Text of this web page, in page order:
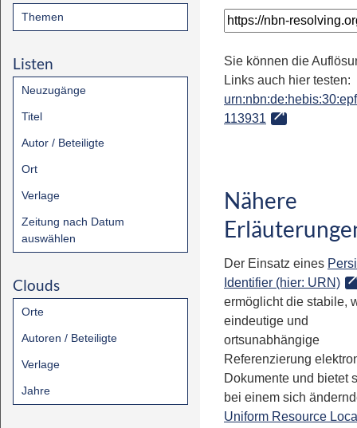
Themen
Listen
Neuzugänge
Titel
Autor / Beteiligte
Ort
Verlage
Zeitung nach Datum
auswählen
Clouds
Orte
Autoren / Beteiligte
Verlage
Jahre
Sie können die
Links auch hier testen:
113931
Nähere
Der Einsatz eines
Identifier (hier: URN)
ermöglicht die stabile,
eindeutige und
ortsunabhängige
Referenzierung
Dokumente und bietet
bei einem sich
Uniform Resource